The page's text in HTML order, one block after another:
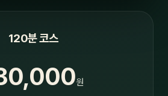
120분 코스
원